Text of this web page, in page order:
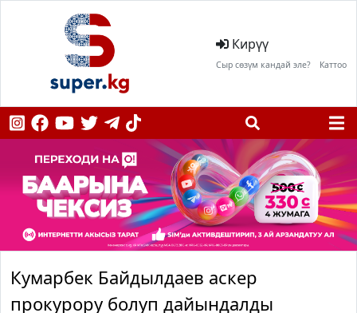
Кирүү
Сыр сөзүм кандай эле? Каттоо
Кумарбек Байдылдаев аскер
прокурору болуп дайындалды